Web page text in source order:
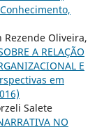
Rezende Oliveira,
A RELAÇÃO
E
em
Salete
NO